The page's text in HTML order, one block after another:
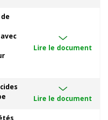
Lire le document
Lire le document